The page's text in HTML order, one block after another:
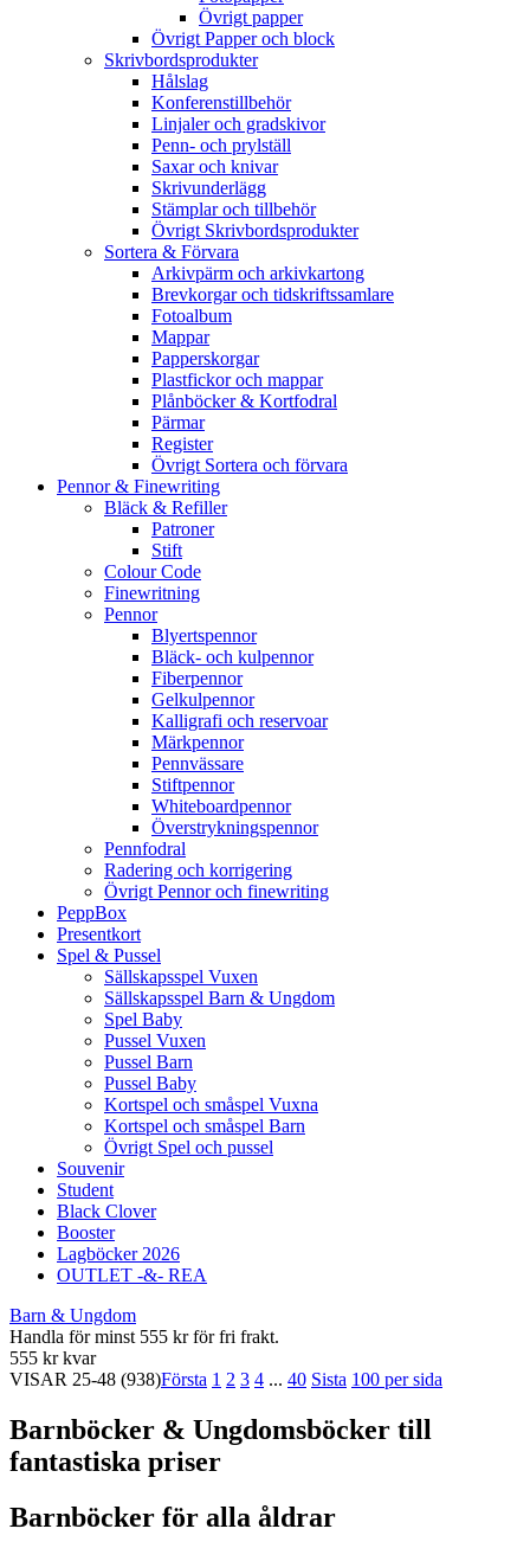
Övrigt papper
Övrigt Papper och block
Skrivbordsprodukter
Hålslag
Konferenstillbehör
Linjaler och gradskivor
Penn- och prylställ
Saxar och knivar
Skrivunderlägg
Stämplar och tillbehör
Övrigt Skrivbordsprodukter
Sortera & Förvara
Arkivpärm och arkivkartong
Brevkorgar och tidskriftssamlare
Fotoalbum
Mappar
Papperskorgar
Plastfickor och mappar
Plånböcker & Kortfodral
Pärmar
Register
Övrigt Sortera och förvara
Pennor & Finewriting
Bläck & Refiller
Patroner
Stift
Colour Code
Finewritning
Pennor
Blyertspennor
Bläck- och kulpennor
Fiberpennor
Gelkulpennor
Kalligrafi och reservoar
Märkpennor
Pennvässare
Stiftpennor
Whiteboardpennor
Överstrykningspennor
Pennfodral
Radering och korrigering
Övrigt Pennor och finewriting
PeppBox
Presentkort
Spel & Pussel
Sällskapsspel Vuxen
Sällskapsspel Barn & Ungdom
Spel Baby
Pussel Vuxen
Pussel Barn
Pussel Baby
Kortspel och småspel Vuxna
Kortspel och småspel Barn
Övrigt Spel och pussel
Souvenir
Student
Black Clover
Booster
Lagböcker 2026
OUTLET -&- REA
Barn & Ungdom
Handla för minst 555 kr för fri frakt.
555 kr kvar
VISAR 25-48 (938)Första 1 2 3 4 ... 40 Sista 100 per sida
Barnböcker & Ungdomsböcker till
fantastiska priser
Barnböcker för alla åldrar